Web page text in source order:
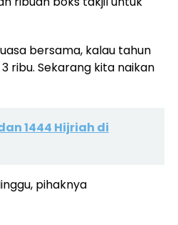
bersama, kalau tahun
ribu. Sekarang kita naikan
1444 Hijriah di
pihaknya